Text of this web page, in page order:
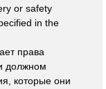
or safety
in the
права
должном
которые они